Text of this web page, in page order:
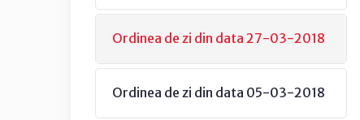
Ordinea de zi din data 27-03-2018
Ordinea de zi din data 05-03-2018